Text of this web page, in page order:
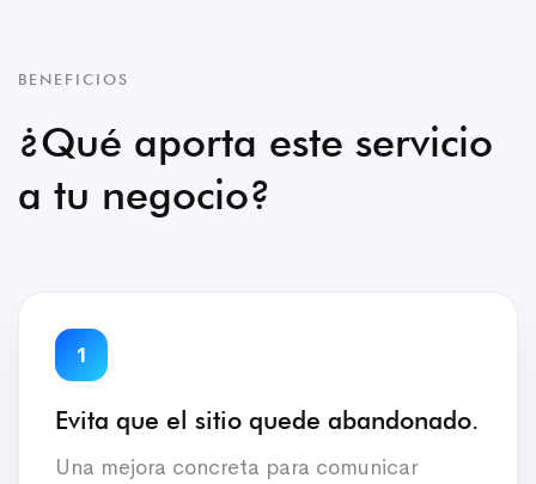
BENEFICIOS
¿Qué aporta este servicio
a tu negocio?
1
Evita que el sitio quede abandonado.
Una mejora concreta para comunicar